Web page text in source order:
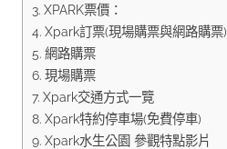
XPARK票價：
Xpark訂票(現場購票與網路購票)
網路購票
現場購票
Xpark交通方式一覽
Xpark特約停車場(免費停車)
Xpark水生公園 參觀特點影片